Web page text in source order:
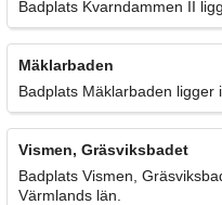
Badplats Kvarndammen II
Mäklarbaden
Badplats Mäklarbaden ligger
Vismen, Gräsviksbadet
Badplats Vismen,
Värmlands län.